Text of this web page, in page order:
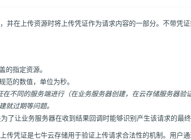
并在上传资源时将上传凭证作为请求内容的一部分。不带凭
的指定资源。
范的数值，单位为秒。
不同的服务端进行（在业务服务器创建，在云存储服务器验
就过期等问题。
了让业务服务器在收到结果回调时能够识别产生该请求的最终
传凭证是七牛云存储用于验证上传请求合法性的机制。用户